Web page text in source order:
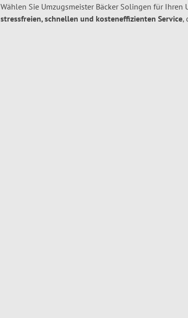
Wählen Sie Umzugsmeister Bäcker Solingen für
stressfreien, schnellen und kosteneffizienten Service,